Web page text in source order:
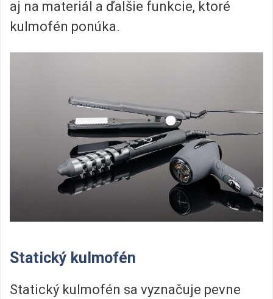
aj na materiál a ďalšie funkcie, ktoré
kulmofén ponúka.
Statický kulmofén
Statický kulmofén sa vyznačuje pevne